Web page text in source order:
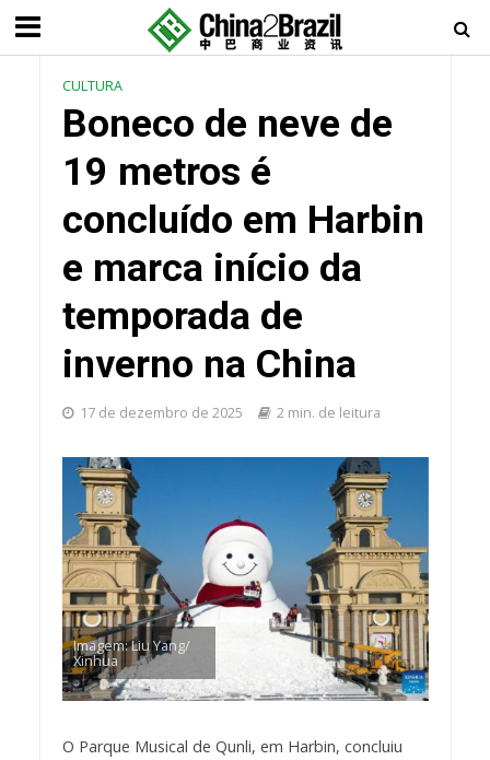
CULTURA
Boneco de neve de
19 metros é
concluído em Harbin
e marca início da
temporada de
inverno na China
17 de dezembro de 2025 2 min. de leitura
Imagem: Liu Yang/
Xinhua
O Parque Musical de Qunli, em Harbin, concluiu